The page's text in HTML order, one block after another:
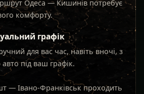
Одеса — Кишинів потребує
комфорту.
графік
для вас час, навіть вночі, з
під ваш графік.
— Івано-Франківськ проходить